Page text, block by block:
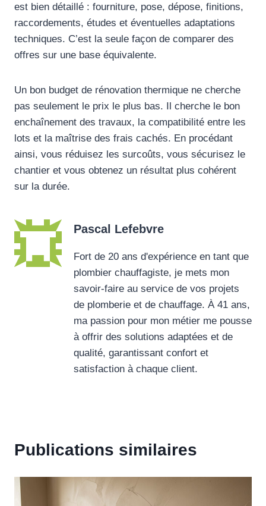
est bien détaillé : fourniture, pose, dépose, finitions,
raccordements, études et éventuelles adaptations
techniques. C’est la seule façon de comparer des
offres sur une base équivalente.
Un bon budget de rénovation thermique ne cherche
pas seulement le prix le plus bas. Il cherche le bon
enchaînement des travaux, la compatibilité entre les
lots et la maîtrise des frais cachés. En procédant
ainsi, vous réduisez les surcoûts, vous sécurisez le
chantier et vous obtenez un résultat plus cohérent
sur la durée.
Pascal Lefebvre
Fort de 20 ans d'expérience en tant que
plombier chauffagiste, je mets mon
savoir-faire au service de vos projets
de plomberie et de chauffage. À 41 ans,
ma passion pour mon métier me pousse
à offrir des solutions adaptées et de
qualité, garantissant confort et
satisfaction à chaque client.
Publications similaires